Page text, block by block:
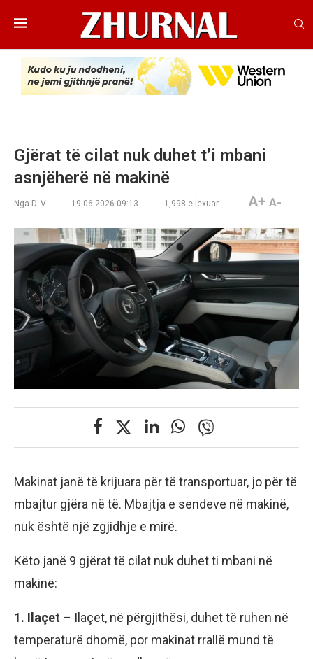
Gjërat të cilat nuk duhet t’i mbani
asnjëherë në makinë
Nga D. V. 19.06.2026 09:13 1,998 e lexuar A+ A-
Makinat janë të krijuara për të transportuar, jo për të
mbajtur gjëra në të. Mbajtja e sendeve në makinë,
nuk është një zgjidhje e mirë.
Këto janë 9 gjërat të cilat nuk duhet ti mbani në
makinë:
1. Ilaçet – Ilaçet, në përgjithësi, duhet të ruhen në
temperaturë dhomë, por makinat rrallë mund të